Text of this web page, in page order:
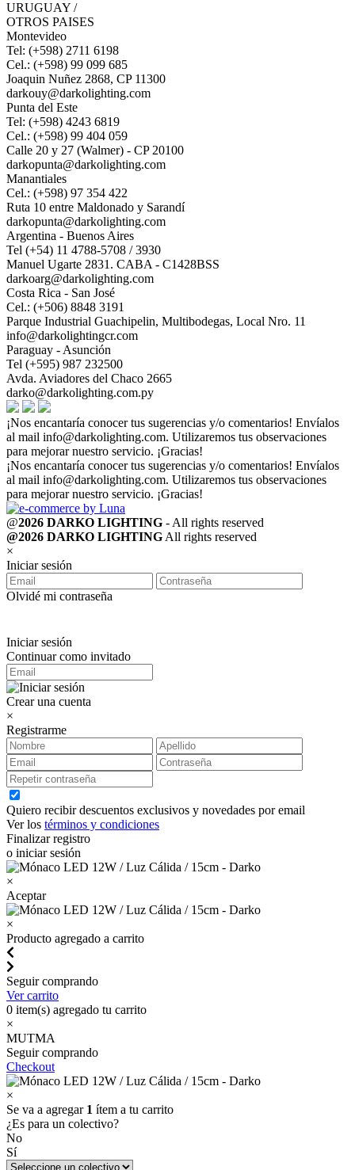
URUGUAY /
OTROS PAISES
Montevideo
Tel: (+598) 2711 6198
Cel.: (+598) 99 099 685
Joaquin Nuñez 2868, CP 11300
darkouy@darkolighting.com
Punta del Este
Tel: (+598) 4243 6819
Cel.: (+598) 99 404 059
Calle 20 y 27 (Walmer) - CP 20100
darkopunta@darkolighting.com
Manantiales
Cel.: (+598) 97 354 422
Ruta 10 entre Maldonado y Sarandí
darkopunta@darkolighting.com
Argentina - Buenos Aires
Tel (+54) 11 4788-5708 / 3930
Manuel Ugarte 2831. CABA - C1428BSS
darkoarg@darkolighting.com
Costa Rica - San José
Cel.: (+506) 8848 3191
Parque Industrial Guachipelin, Multibodegas, Local Nro. 11
info@darkolightingcr.com
Paraguay - Asunción
Tel (+595) 987 232500
Avda. Aviadores del Chaco 2665
darko@darkolighting.com.py
¡Nos encantaría conocer tus sugerencias y/o comentarios! Envíalos
al mail info@darkolighting.com. Utilizaremos tus observaciones
para mejorar nuestro servicio. ¡Gracias!
¡Nos encantaría conocer tus sugerencias y/o comentarios! Envíalos
al mail info@darkolighting.com. Utilizaremos tus observaciones
para mejorar nuestro servicio. ¡Gracias!
@2026 DARKO LIGHTING - All rights reserved
@2026 DARKO LIGHTINGAll rights reserved
×
Iniciar sesión
Olvidé mi contraseña
Iniciar sesión
Continuar como invitado
Crear una cuenta
×
Registrarme
Quiero recibir descuentos exclusivos y novedades por email
Ver los términos y condiciones
Finalizar registro
o iniciar sesión
×
Aceptar
×
Producto agregado a carrito
Seguir comprando
Ver carrito
0 item(s) agregado tu carrito
×
MUTMA
Seguir comprando
Checkout
×
Se va a agregar 1 ítem a tu carrito
¿Es para un colectivo?
No
Sí